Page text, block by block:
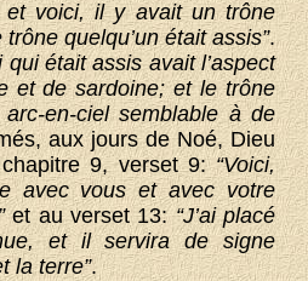
et voici, il y avait un trône
quelqu’un était assis”.
qui était assis avait l’aspect
et de sardoine; et le trône
arc-en-ciel semblable à de
aux jours de Noé, Dieu
9, verset 9:“Voici,
avec vous et avec votre
et au verset 13:“J’ai placé
et il servira de signe
la terre”.